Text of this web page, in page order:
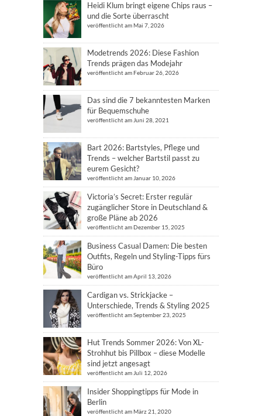
Heidi Klum bringt eigene Chips raus –
und die Sorte überrascht
veröffentlicht am Mai 7, 2026
Modetrends 2026: Diese Fashion
Trends prägen das Modejahr
veröffentlicht am Februar 26, 2026
Das sind die 7 bekanntesten Marken
für Bequemschuhe
veröffentlicht am Juni 28, 2021
Bart 2026: Bartstyles, Pflege und
Trends – welcher Bartstil passt zu
eurem Gesicht?
veröffentlicht am Januar 10, 2026
Victoria’s Secret: Erster regulär
zugänglicher Store in Deutschland &
große Pläne ab 2026
veröffentlicht am Dezember 15, 2025
Business Casual Damen: Die besten
Outfits, Regeln und Styling-Tipps fürs
Büro
veröffentlicht am April 13, 2026
Cardigan vs. Strickjacke –
Unterschiede, Trends & Styling 2025
veröffentlicht am September 23, 2025
Hut Trends Sommer 2026: Von XL-
Strohhut bis Pillbox – diese Modelle
sind jetzt angesagt
veröffentlicht am Juli 12, 2026
Insider Shoppingtipps für Mode in
Berlin
veröffentlicht am März 21, 2020